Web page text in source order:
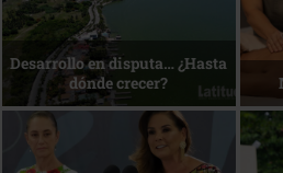
Bottega, un viaje servido a la
mesa